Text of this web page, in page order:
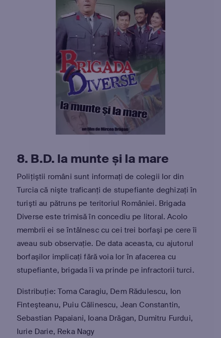
8. B.D. la munte și la mare
Poliţiştii români sunt informaţi de colegii lor din
Turcia că nişte traficanţi de stupefiante deghizaţi în
turişti au pătruns pe teritoriul României. Brigada
Diverse este trimisă în concediu pe litoral. Acolo
membrii ei se întâlnesc cu cei trei borfaşi pe cere îi
aveau sub observaţie. De data aceasta, cu ajutorul
borfaşilor implicaţi fără voia lor în afacerea cu
stupefiante, brigada îi va prinde pe infractorii turci.
Distribuție: Toma Caragiu, Dem Rădulescu, Ion
Finteşteanu, Puiu Călinescu, Jean Constantin,
Sebastian Papaiani, Ioana Drăgan, Dumitru Furdui,
Iurie Darie, Reka Nagy